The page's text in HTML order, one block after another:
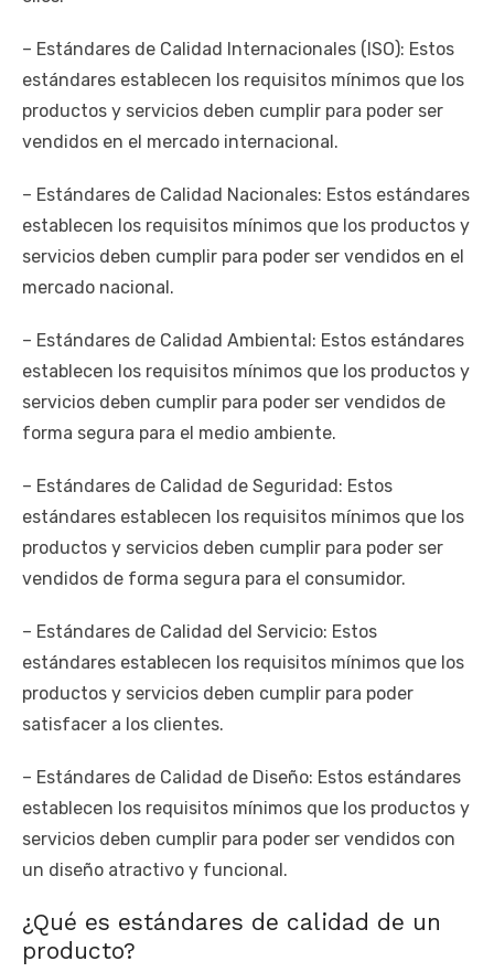
– Estándares de Calidad Internacionales (ISO): Estos
estándares establecen los requisitos mínimos que los
productos y servicios deben cumplir para poder ser
vendidos en el mercado internacional.
– Estándares de Calidad Nacionales: Estos estándares
establecen los requisitos mínimos que los productos y
servicios deben cumplir para poder ser vendidos en el
mercado nacional.
– Estándares de Calidad Ambiental: Estos estándares
establecen los requisitos mínimos que los productos y
servicios deben cumplir para poder ser vendidos de
forma segura para el medio ambiente.
– Estándares de Calidad de Seguridad: Estos
estándares establecen los requisitos mínimos que los
productos y servicios deben cumplir para poder ser
vendidos de forma segura para el consumidor.
– Estándares de Calidad del Servicio: Estos
estándares establecen los requisitos mínimos que los
productos y servicios deben cumplir para poder
satisfacer a los clientes.
– Estándares de Calidad de Diseño: Estos estándares
establecen los requisitos mínimos que los productos y
servicios deben cumplir para poder ser vendidos con
un diseño atractivo y funcional.
¿Qué es estándares de calidad de un
producto?